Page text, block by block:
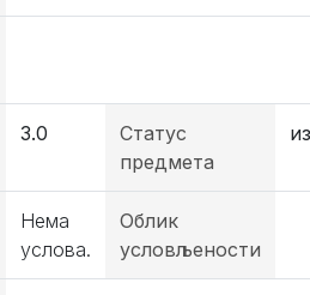
3.0
Статус
предмета
Нема
услова.
Облик
условљености